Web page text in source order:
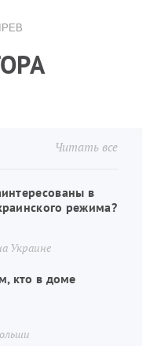
Читать все
в
режима?
Украине
кто в доме